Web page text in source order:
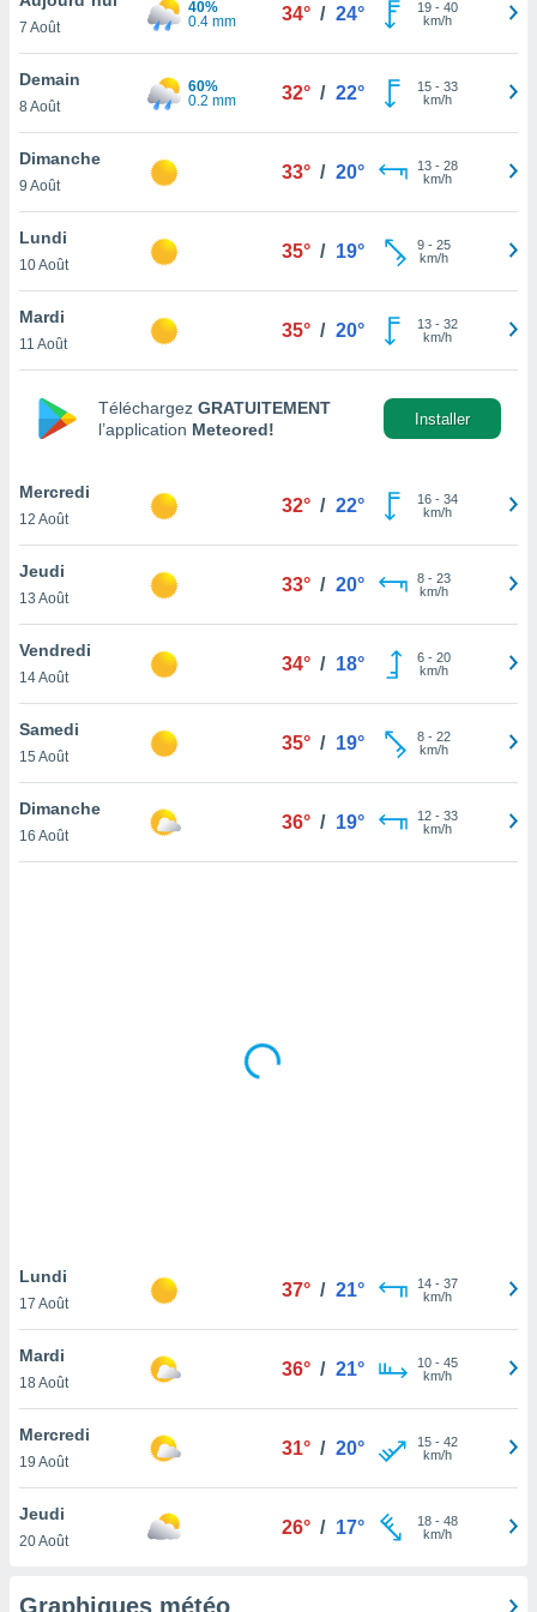
et
»,
au
vous
qu'ils
ou
le
ainsi
un
la
du
votre
à
en
le
notre
que
et que
7 Août
40%
0.4 mm
34° / 24° 19- 40
km/h
Demain
8 Août
60%
0.2 mm
32° / 22° 15- 33
km/h
Dimanche
9 Août
33° / 20° 13- 28
km/h
Lundi
10 Août
35° / 19° 9- 25
km/h
Mardi
11 Août
35° / 20° 13- 32
km/h
Téléchargez GRATUITEMENT
l’application Meteored!
Installer
Mercredi
12 Août
32° / 22° 16- 34
km/h
Jeudi
13 Août
33° / 20° 8- 23
km/h
Vendredi
14 Août
34° / 18° 6- 20
km/h
Samedi
15 Août
35° / 19° 8- 22
km/h
Dimanche
16 Août
36° / 19° 12- 33
km/h
Lundi
17 Août
37° / 21° 14- 37
km/h
Mardi
18 Août
36° / 21° 10- 45
km/h
Mercredi
19 Août
31° / 20° 15- 42
km/h
Jeudi
20 Août
26° / 17° 18- 48
km/h
Graphiques météo